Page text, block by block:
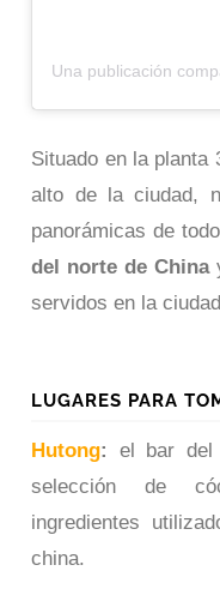
Situado en la planta
alto de la ciudad,
panorámicas de
del norte de China
servidos en la
LUGARES PARA
Hutong:
el bar del
selección de
ingredientes
china.